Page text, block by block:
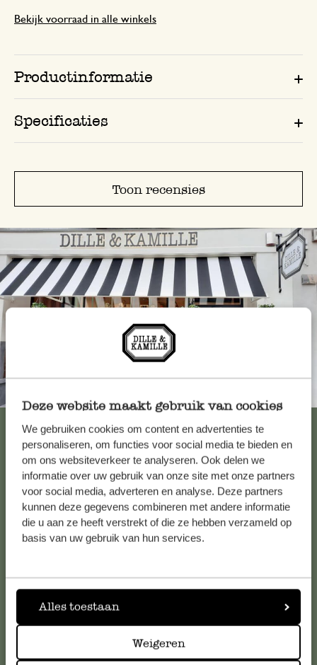
Deze website maakt gebruik van cookies
We gebruiken cookies om content en advertenties te
personaliseren, om functies voor social media te bieden en
om ons websiteverkeer te analyseren. Ook delen we
informatie over uw gebruik van onze site met onze partners
voor social media, adverteren en analyse. Deze partners
kunnen deze gegevens combineren met andere informatie
die u aan ze heeft verstrekt of die ze hebben verzameld op
basis van uw gebruik van hun services.
Alles toestaan
Weigeren
Bekijk voorraad in alle winkels
Productinformatie
Specificaties
Toon recensies
Bekijk alle 62 winkels
Klantenservice
Voor vragen, tips of hulp kun je contact opnemen met onze
klantenservice. Of bekijk hier het antwoord op de